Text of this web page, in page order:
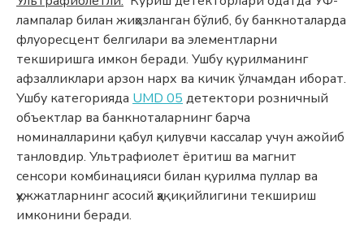
лампалар билан жиҳозланган бўлиб, бу банкноталарда
флуоресцент белгилари ва элементларни
текширишга имкон беради. Ушбу қурилманинг
афзалликлари арзон нарх ва кичик ўлчамдан иборат.
Ушбу категорияда UMD 05 детектори розничный
объектлар ва банкноталарнинг барча
номиналларини қабул қилувчи кассалар учун ажойиб
танловдир. Ультрафиолет ёритиш ва магнит
сенсори комбинацияси билан қурилма пуллар ва
ҳужжатларнинг асосий ҳақиқийлигини текшириш
имконини беради.